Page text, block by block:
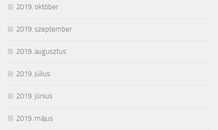
2019. október
2019. szeptember
2019. augusztus
2019. július
2019. június
2019. május